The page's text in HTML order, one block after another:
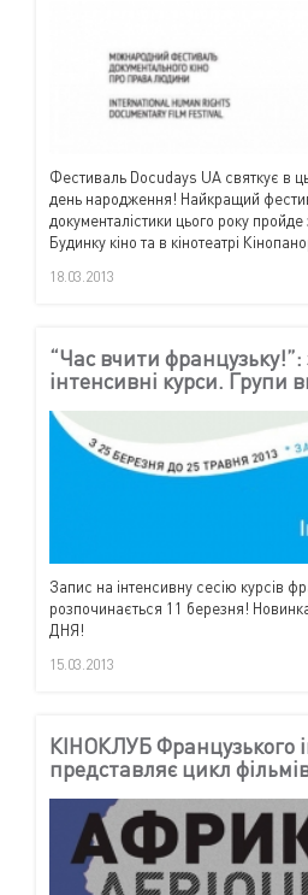
Фестиваль Docudays UA святкує в
день народження! Найкращий
документалістики цього року
Будинку кіно та в кінотеатрі
18.03.2013
“Час вчити
інтенсивні курси. Групи
Запис на інтенсивну сесію курсів
розпочинається 11 березня!
ДНЯ!
15.03.2013
КІНОКЛУБ Французького
представляє цикл